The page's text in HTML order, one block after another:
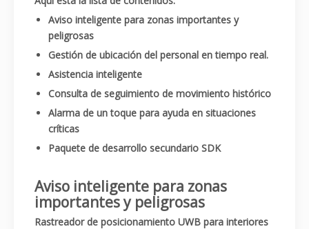
Aviso inteligente para zonas importantes y
peligrosas
Gestión de ubicación del personal en tiempo real.
Asistencia inteligente
Consulta de seguimiento de movimiento histórico
Alarma de un toque para ayuda en situaciones
críticas
Paquete de desarrollo secundario SDK
Aviso inteligente para zonas
importantes y peligrosas
Rastreador de posicionamiento UWB para interiores